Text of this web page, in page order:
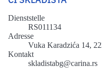
Dienststelle
RS011134
Adresse
Vuka Karadzića 14,
Kontakt
skladistabg@carina.rs